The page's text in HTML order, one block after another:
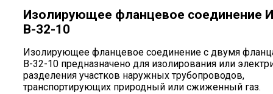
Изолирующее фланцевое соединение
В-32-10
Изолирующее фланцевое соединение с двумя
В-32-10 предназначено для изолирования или
разделения участков наружных трубопроводов,
транспортирующих природный или сжиженный газ.